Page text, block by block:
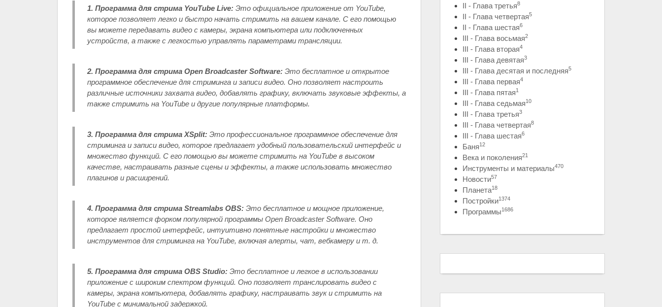
1. Программа для стрима YouTube Live: Это официальное приложение от YouTube,
которое позволяет легко и быстро начать стримить на вашем канале. С его помощью
вы можете передавать видео с камеры, экрана компьютера или подключенных
устройств, а также с легкостью управлять параметрами трансляции.
2. Программа для стрима Open Broadcaster Software: Это бесплатное и открытое
программное обеспечение для стриминга и записи видео. Оно позволяет настроить
различные источники захвата видео, добавлять графику, включать звуковые эффекты, а
также стримить на YouTube и другие популярные платформы.
3. Программа для стрима XSplit: Это профессиональное программное обеспечение для
стриминга и записи видео, которое предлагает удобный пользовательский интерфейс и
множество функций. С его помощью вы можете стримить на YouTube в высоком
качестве, настраивать разные сцены и эффекты, а также использовать множество
плагинов и расширений.
4. Программа для стрима Streamlabs OBS: Это бесплатное и мощное приложение,
которое является форком популярной программы Open Broadcaster Software. Оно
предлагает простой интерфейс, интуитивно понятные настройки и множество
инструментов для стриминга на YouTube, включая алерты, чат, вебкамеру и т. д.
5. Программа для стрима OBS Studio: Это бесплатное и легкое в использовании
приложение с широким спектром функций. Оно позволяет транслировать видео с
камеры, экрана компьютера, добавлять графику, настраивать звук и стримить на
YouTube с минимальной задержкой.
II - Глава третья8
II - Глава четвертая5
II - Глава шестая6
III - Глава восьмая2
III - Глава вторая4
III - Глава девятая3
III - Глава десятая и последняя5
III - Глава первая4
III - Глава пятая1
III - Глава седьмая10
III - Глава третья3
III - Глава четвертая8
III - Глава шестая6
Баня12
Века и поколения21
Инструменты и материалы470
Новости57
Планета18
Постройки1374
Программы1686